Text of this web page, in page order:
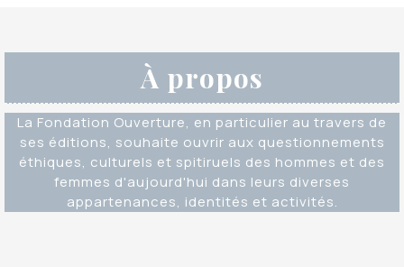
À propos
La Fondation Ouverture, en particulier au travers de
ses éditions, souhaite ouvrir aux questionnements
éthiques, culturels et spitiruels des hommes et des
femmes d'aujourd'hui dans leurs diverses
appartenances, identités et activités.